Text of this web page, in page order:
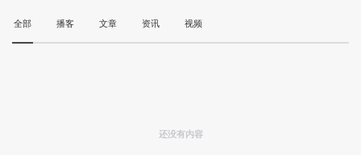
全部 播客 文章 资讯 视频
还没有内容